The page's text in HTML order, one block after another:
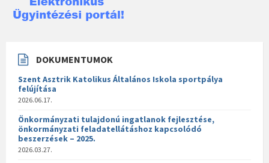
DOKUMENTUMOK
Szent Asztrik Katolikus Általános Iskola sportpálya
felújítása
2026.06.17.
Önkormányzati tulajdonú ingatlanok fejlesztése,
önkormányzati feladatellátáshoz kapcsolódó
beszerzések – 2025.
2026.03.27.